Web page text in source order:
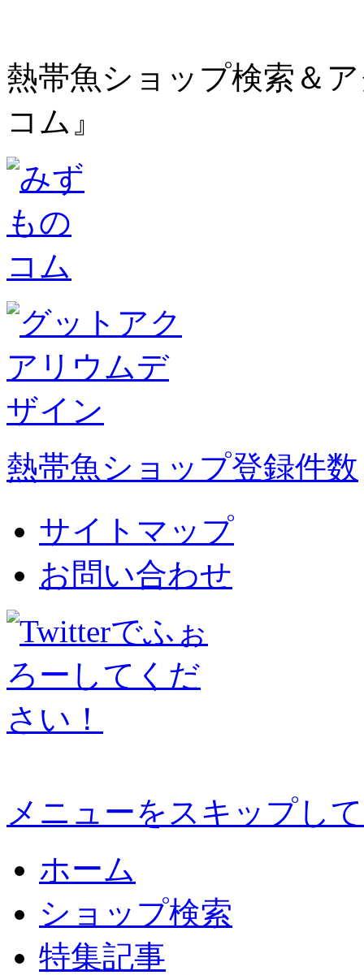
熱帯魚ショップ検索＆
コム』
熱帯魚ショップ登録件数
サイトマップ
お問い合わせ
メニューをスキップし
ホーム
ショップ検索
特集記事